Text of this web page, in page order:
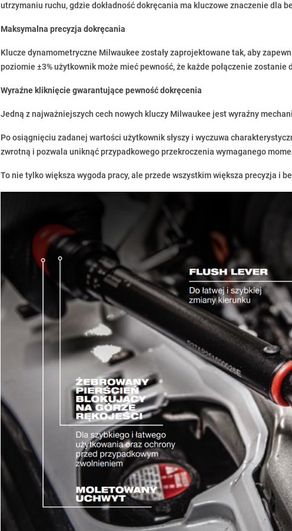
utrzymaniu ruchu, gdzie dokładność dokręcania ma kluczowe znaczenie dla
Maksymalna precyzja dokręcania
Klucze dynamometryczne Milwaukee zostały zaprojektowane tak, aby
poziomie ±3% użytkownik może mieć pewność, że każde połączenie
Wyraźne kliknięcie gwarantujące pewność dokręcenia
Jedną z najważniejszych cech nowych kluczy Milwaukee jest wyraźny
Po osiągnięciu zadanej wartości użytkownik słyszy i wyczuwa
zwrotną i pozwala uniknąć przypadkowego przekroczenia wymaganego
To nie tylko większa wygoda pracy, ale przede wszystkim większa precyzja i